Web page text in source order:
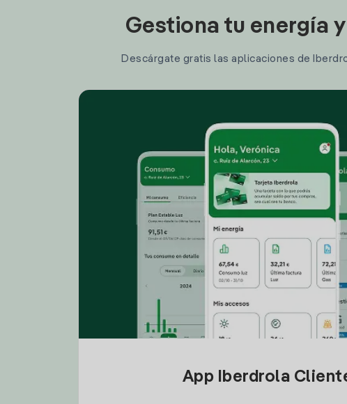
Gestiona tu energía
Descárgate gratis las aplicaciones de
App Iberdrola